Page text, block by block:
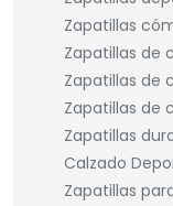
Zapatillas
Zapatillas de
Zapatillas de
Zapatillas de
Zapatillas
Calzado
Zapatillas